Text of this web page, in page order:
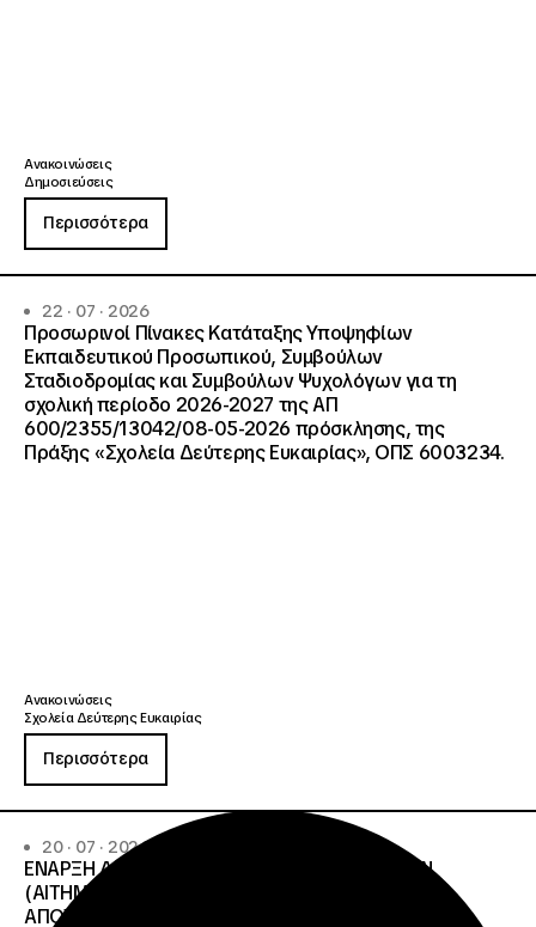
Ανακοινώσεις
Δημοσιεύσεις
Περισσότερα
22 · 07 · 2026
Προσωρινοί Πίνακες Κατάταξης Υποψηφίων
Εκπαιδευτικού Προσωπικού, Συμβούλων
Σταδιοδρομίας και Συμβούλων Ψυχολόγων για τη
σχολική περίοδο 2026-2027 της ΑΠ
600/2355/13042/08-05-2026 πρόσκλησης, της
Πράξης «Σχολεία Δεύτερης Ευκαιρίας», ΟΠΣ 6003234.
Ανακοινώσεις
Σχολεία Δεύτερης Ευκαιρίας
Περισσότερα
20 · 07 · 2026
ΕΝΑΡΞΗ ΔΙΑΔΙΚΑΣΙΑΣ ΥΠΟΒΟΛΗΣ ΕΝΣΤΑΣΕΩΝ
(ΑΙΤΗΜΑΤΩΝ ΕΠΑΝΕΛΕΓΧΟΥ) ΕΠΙ ΤΩΝ
ΑΠΟΤΕΛΕΣΜΑΤΩΝ ΤΟΥ ΔΙΟΙΚΗΤΙΚΟΥ ΕΛΕΓΧΟΥ ΤΟΥ